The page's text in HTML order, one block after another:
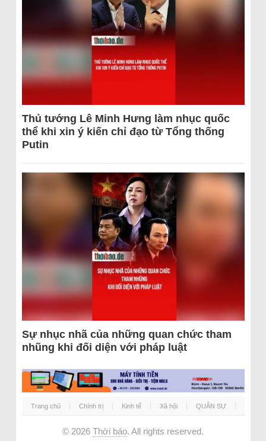
Thủ tướng Lê Minh Hưng làm nhục quốc
thể khi xin ý kiến chỉ đạo từ Tổng thống
Putin
Sự nhục nhã của những quan chức tham
nhũng khi đối diện với pháp luật
Trang chủ Chính trị Kinh tế Xã hội QUÂN SỰ
© 2026 Thời báo. All rights reserved.